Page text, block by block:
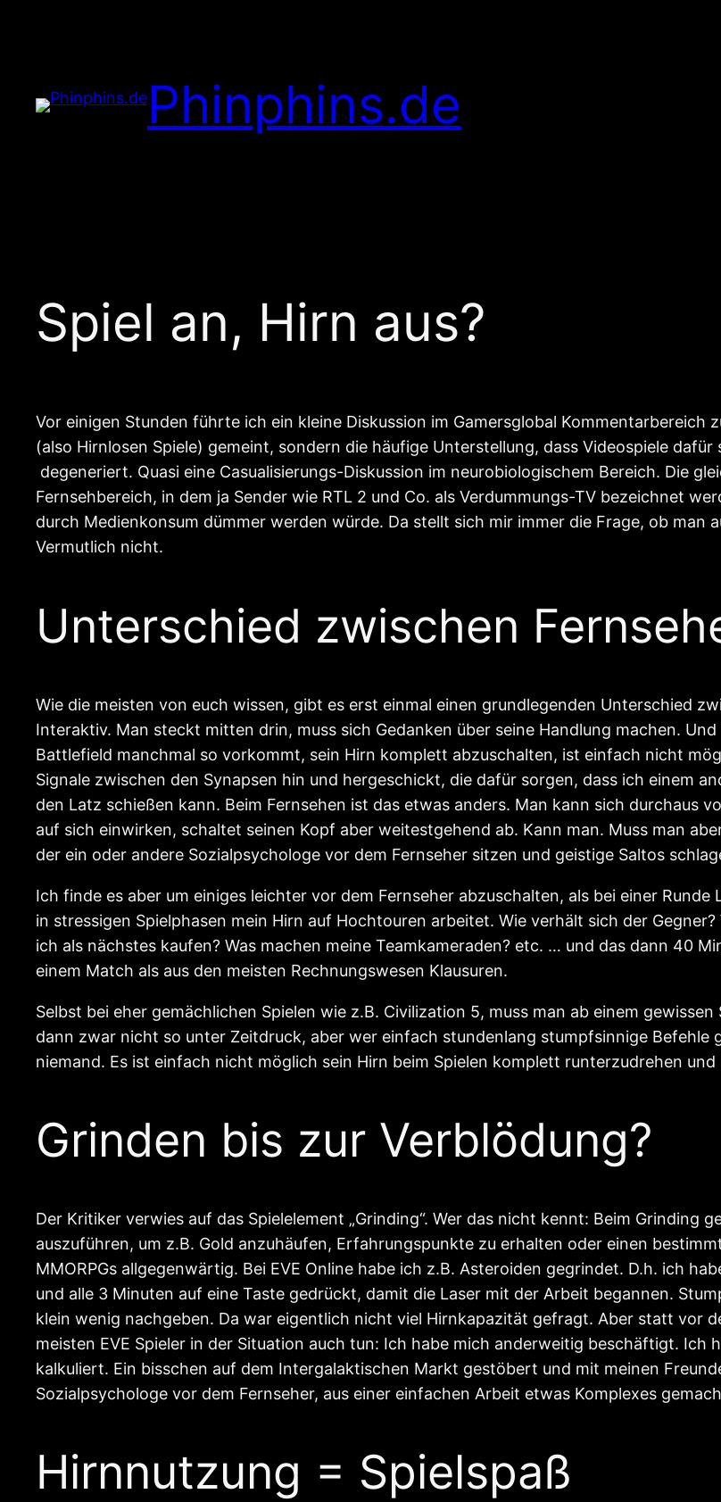
Phinphins.de
Spiel an, Hirn aus?
Vor einigen Stunden führte ich ein kleine Diskussion im Gamersglobal Kommentarbereich
(also Hirnlosen Spiele) gemeint, sondern die häufige Unterstellung, dass Videospiele
degeneriert. Quasi eine Casualisierungs-Diskussion im neurobiologischem Bereich. Die
Fernsehbereich, in dem ja Sender wie RTL 2 und Co. als Verdummungs-TV bezeichnet
durch Medienkonsum dümmer werden würde. Da stellt sich mir immer die Frage, ob man
Vermutlich nicht.
Unterschied zwischen
Wie die meisten von euch wissen, gibt es erst einmal einen grundlegenden Unterschied
Interaktiv. Man steckt mitten drin, muss sich Gedanken über seine Handlung machen.
Battlefield manchmal so vorkommt, sein Hirn komplett abzuschalten, ist einfach nicht
Signale zwischen den Synapsen hin und hergeschickt, die dafür sorgen, dass ich einem
den Latz schießen kann. Beim Fernsehen ist das etwas anders. Man kann sich durchaus
auf sich einwirken, schaltet seinen Kopf aber weitestgehend ab. Kann man. Muss man
der ein oder andere Sozialpsychologe vor dem Fernseher sitzen und geistige Saltos
Ich finde es aber um einiges leichter vor dem Fernseher abzuschalten, als bei einer Runde
in stressigen Spielphasen mein Hirn auf Hochtouren arbeitet. Wie verhält sich der
ich als nächstes kaufen? Was machen meine Teamkameraden? etc. … und das dann 40
einem Match als aus den meisten Rechnungswesen Klausuren.
Selbst bei eher gemächlichen Spielen wie z.B. Civilization 5, muss man ab einem
dann zwar nicht so unter Zeitdruck, aber wer einfach stundenlang stumpfsinnige Befehle
niemand. Es ist einfach nicht möglich sein Hirn beim Spielen komplett runterzudrehen
Grinden bis zur Verblödung?
Der Kritiker verwies auf das Spielelement „Grinding“. Wer das nicht kennt: Beim Grinding
auszuführen, um z.B. Gold anzuhäufen, Erfahrungspunkte zu erhalten oder einen
MMORPGs allgegenwärtig. Bei EVE Online habe ich z.B. Asteroiden gegrindet. D.h. ich
und alle 3 Minuten auf eine Taste gedrückt, damit die Laser mit der Arbeit begannen.
klein wenig nachgeben. Da war eigentlich nicht viel Hirnkapazität gefragt. Aber statt vor
meisten EVE Spieler in der Situation auch tun: Ich habe mich anderweitig beschäftigt. Ich
kalkuliert. Ein bisschen auf dem Intergalaktischen Markt gestöbert und mit meinen
Sozialpsychologe vor dem Fernseher, aus einer einfachen Arbeit etwas Komplexes
Hirnnutzung = Spielspaß